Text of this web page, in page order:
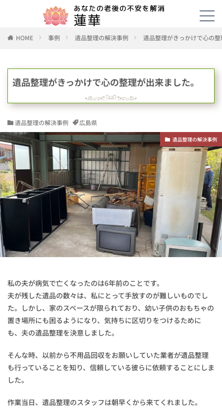
HOME 事例 遺品整理の解決事例 遺品整理がきっかけで心の
遺品整理がきっかけで心の整理が出来ました。
遺品整理の解決事例 広島県
遺品整理の解決事例
私の夫が病気で亡くなったのは6年前のことです。
夫が残した遺品の数々は、私にとって手放すのが難しいものでし
た。しかし、家のスペースが限られており、幼い子供のおもちゃの
置き場所にも困るようになり、気持ちに区切りをつけるために
も、夫の遺品整理を決意しました。
そんな時、以前から不用品回収をお願いしていた業者が遺品整理
も行っていることを知り、信頼している彼らに依頼することにしま
した。
作業当日、遺品整理のスタッフは朝早くから来てくれました。